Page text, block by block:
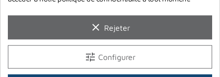
clear Rejeter
tune Configurer